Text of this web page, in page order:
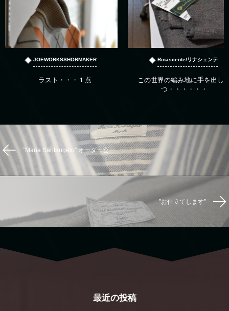
JOEWORKSSHORMAKER
ラスト・・・１点
Rinascente/リナシェンテ
この世界の編み地に手を出し
つ・・・・・・
”Maria Santangelo” オーダー会
”お仕立てします”
最近の投稿